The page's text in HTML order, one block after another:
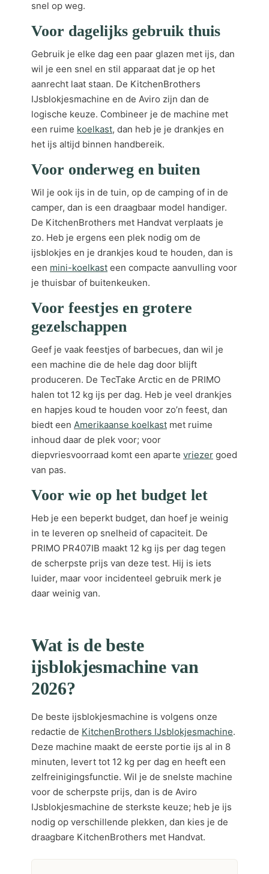
snel op weg.
Voor dagelijks gebruik thuis
Gebruik je elke dag een paar glazen met ijs, dan
wil je een snel en stil apparaat dat je op het
aanrecht laat staan. De KitchenBrothers
IJsblokjesmachine en de Aviro zijn dan de
logische keuze. Combineer je de machine met
een ruime koelkast, dan heb je je drankjes en
het ijs altijd binnen handbereik.
Voor onderweg en buiten
Wil je ook ijs in de tuin, op de camping of in de
camper, dan is een draagbaar model handiger.
De KitchenBrothers met Handvat verplaats je
zo. Heb je ergens een plek nodig om de
ijsblokjes en je drankjes koud te houden, dan is
een mini-koelkast een compacte aanvulling voor
je thuisbar of buitenkeuken.
Voor feestjes en grotere
gezelschappen
Geef je vaak feestjes of barbecues, dan wil je
een machine die de hele dag door blijft
produceren. De TecTake Arctic en de PRIMO
halen tot 12 kg ijs per dag. Heb je veel drankjes
en hapjes koud te houden voor zo’n feest, dan
biedt een Amerikaanse koelkast met ruime
inhoud daar de plek voor; voor
diepvriesvoorraad komt een aparte vriezer goed
van pas.
Voor wie op het budget let
Heb je een beperkt budget, dan hoef je weinig
in te leveren op snelheid of capaciteit. De
PRIMO PR407IB maakt 12 kg ijs per dag tegen
de scherpste prijs van deze test. Hij is iets
luider, maar voor incidenteel gebruik merk je
daar weinig van.
Wat is de beste
ijsblokjesmachine van
2026?
De beste ijsblokjesmachine is volgens onze
redactie de KitchenBrothers IJsblokjesmachine.
Deze machine maakt de eerste portie ijs al in 8
minuten, levert tot 12 kg per dag en heeft een
zelfreinigingsfunctie. Wil je de snelste machine
voor de scherpste prijs, dan is de Aviro
IJsblokjesmachine de sterkste keuze; heb je ijs
nodig op verschillende plekken, dan kies je de
draagbare KitchenBrothers met Handvat.